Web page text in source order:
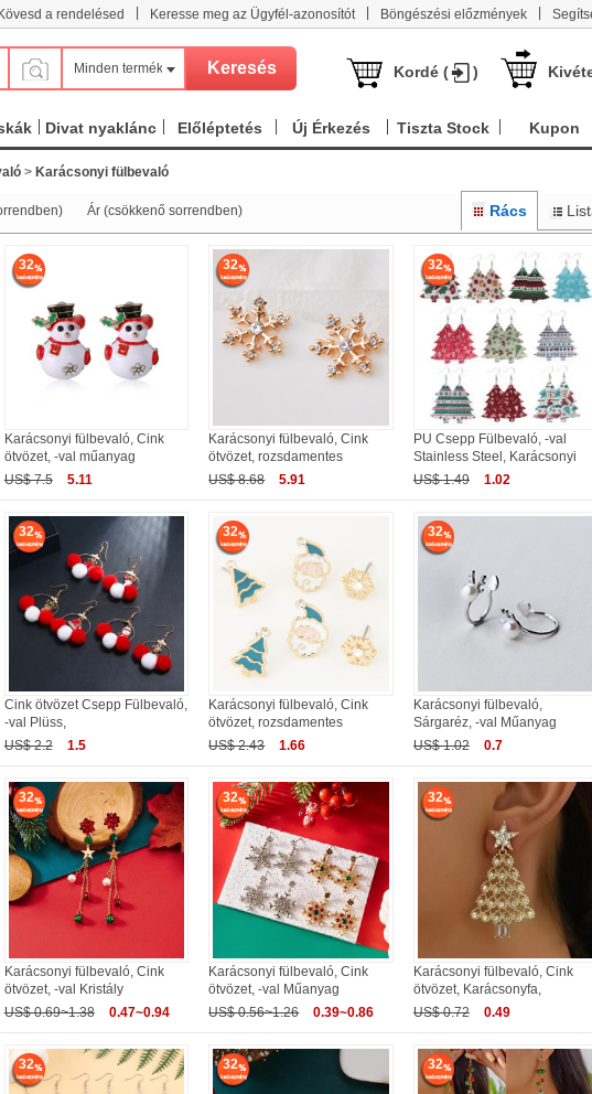
Kövesd a rendelésed Keresse meg az Ügyfél-azonosítót Böngészési előzmények
Minden termék Kordé ( )
Divat nyaklánc Előléptetés Új Érkezés Tiszta Stock Kupon
> Karácsonyi fülbevaló
Ár (csökkenő sorrendben) Rács
32
Karácsonyi fülbevaló, Cink
ötvözet, -val műanyag
US$ 7.5
5.11
32
Karácsonyi fülbevaló, Cink
ötvözet, rozsdamentes
US$ 8.68
5.91
32
PU Csepp Fülbevaló, -val
Stainless Steel, Karácsonyi
US$ 1.49
1.02
32
Cink ötvözet Csepp Fülbevaló,
-val Plüss,
US$ 2.2
1.5
32
Karácsonyi fülbevaló, Cink
ötvözet, rozsdamentes
US$ 2.43
1.66
32
Karácsonyi fülbevaló,
Sárgaréz, -val Műanyag
US$ 1.02
0.7
32
Karácsonyi fülbevaló, Cink
ötvözet, -val Kristály
US$ 0.69~1.38
0.47~0.94
32
Karácsonyi fülbevaló, Cink
ötvözet, -val Műanyag
US$ 0.56~1.26
0.39~0.86
32
Karácsonyi fülbevaló, Cink
ötvözet, Karácsonyfa,
US$ 0.72
0.49
32 32 32